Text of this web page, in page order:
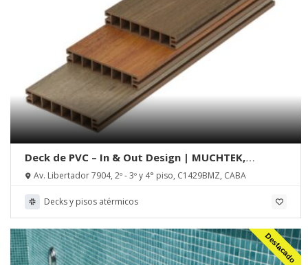
Deck de PVC – In & Out Design | MUCHTEK,
Tecnoperfiles Group
Av. Libertador 7904, 2º - 3º y 4° piso, C1429BMZ, CABA
Decks y pisos atérmicos
Destacado